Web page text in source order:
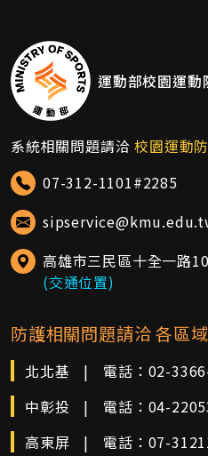
運動部校園運動
系統相關問題請洽校園運動
07-312-1101#2285
高雄市三民區十全一路
(交通位置)
防護相關問題請洽 各區
北北基 | 電話： 02-
中彰投
| 電話： 04-
高東屏
| 電話： 07-